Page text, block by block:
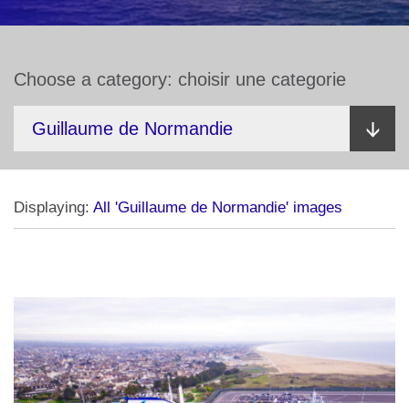
Choose a category: choisir une categorie
Displaying: All 'Guillaume de Normandie' images